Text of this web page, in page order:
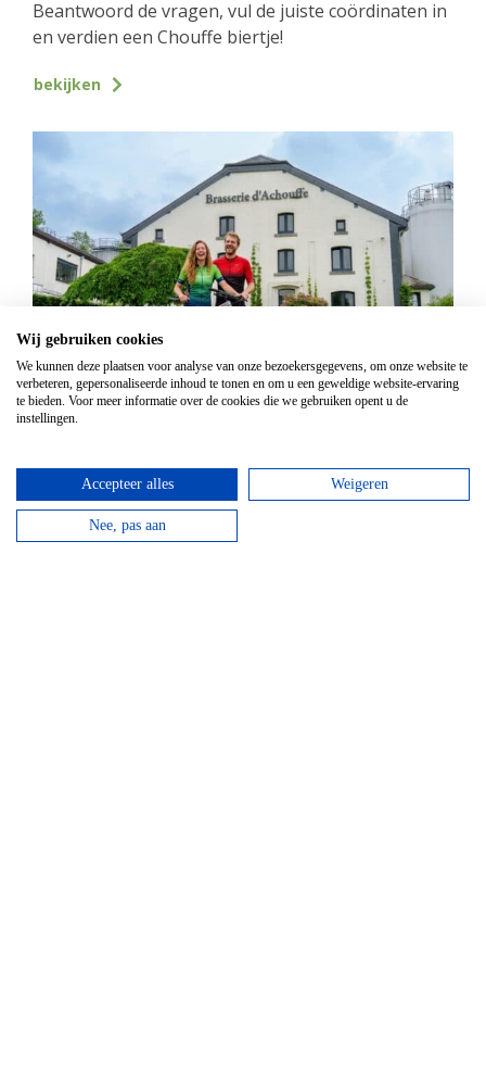
Beantwoord de vragen, vul de juiste coördinaten in
en verdien een Chouffe biertje!
bekijken
Mountainbike Chouffe route 18 km
Vanaf
Huur een mountainbike voor een halve dag en fiets
langs de beroemde Achouffe brouwerij.
bekijken
Wij gebruiken cookies
We kunnen deze plaatsen voor analyse van onze bezoekersgegevens, om onze website te
verbeteren, gepersonaliseerde inhoud te tonen en om u een geweldige website-ervaring
te bieden. Voor meer informatie over de cookies die we gebruiken opent u de
instellingen.
Accepteer alles Weigeren
Nee, pas aan